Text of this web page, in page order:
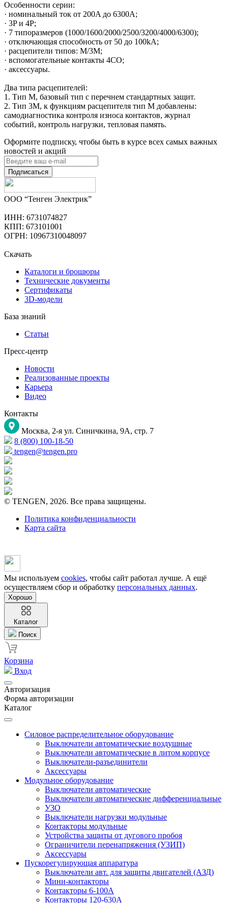
Особенности серии:
· номинальный ток от 200A до 6300A;
· 3P и 4P;
· 7 типоразмеров (1000/1600/2000/2500/3200/4000/6300);
· отключающая способность от 50 до 100kA;
· расцепители типов: M/3M;
· вспомогательные контакты 4CO;
· аксессуары.
Два типа расцепителей:
1. Тип M, базовый тип с перечнем стандартных защит.
2. Тип 3M, к функциям расцепителя тип M добавлены:
самодиагностика контроля износа контактов, журнал
событий, контроль нагрузки, тепловая память.
Оформите подписку, чтобы быть в курсе всех самых важных
новостей и акций
Подписаться
ООО “Тенген Электрик”
ИНН: 6731074827
КПП: 673101001
ОГРН: 10967310048097
Скачать
Каталоги и брошюры
Технические документы
Сертификаты
3D-модели
База знаний
Статьи
Пресс-центр
Новости
Реализованные проекты
Карьера
Видео
Контакты
Москва, 2-я ул. Синичкина, 9А, стр. 7
8 (800) 100-18-50
tengen@tengen.pro
© TENGEN, 2026. Все права защищены.
Политика конфиденциальности
Карта сайта
Мы используем cookies, чтобы сайт работал лучше. А ещё
осуществляем сбор и обработку персональных данных.
Хорошо
Каталог
Поиск
Корзина
Вход
Авторизация
Форма авторизации
Каталог
Силовое распределительное оборудование
Выключатели автоматические воздушные
Выключатели автоматические в литом корпусе
Выключатели-разъединители
Аксессуары
Модульное оборудование
Выключатели автоматические
Выключатели автоматические дифференциальные
УЗО
Выключатели нагрузки модульные
Контакторы модульные
Устройства защиты от дугового пробоя
Ограничители перенапряжения (УЗИП)
Аксессуары
Пускорегулирующая аппаратура
Выключатели авт. для защиты двигателей (АЗД)
Мини-контакторы
Контакторы 6-100А
Контакторы 120-630A